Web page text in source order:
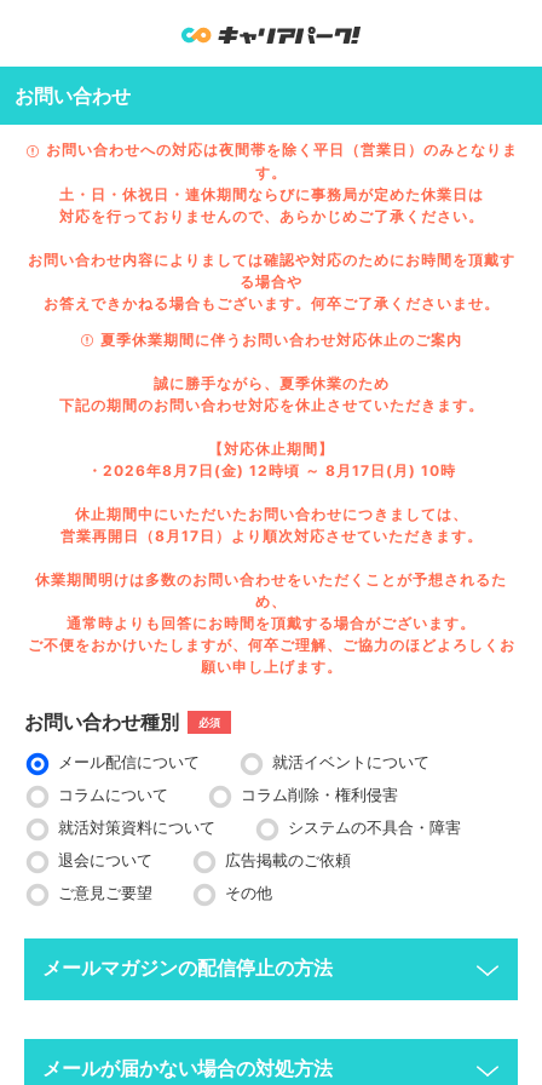
お問い合わせ
お問い合わせへの対応は夜間帯を除く平日（営業日）のみとなりま
す。
土・日・休祝日・連休期間ならびに事務局が定めた休業日は
対応を行っておりませんので、あらかじめご了承ください。
お問い合わせ内容によりましては確認や対応のためにお時間を頂戴す
る場合や
お答えできかねる場合もございます。何卒ご了承くださいませ。
夏季休業期間に伴うお問い合わせ対応休止のご案内
誠に勝手ながら、夏季休業のため
下記の期間のお問い合わせ対応を休止させていただきます。
【対応休止期間】
・2026年8月7日(金) 12時頃 ～ 8月17日(月) 10時
休止期間中にいただいたお問い合わせにつきましては、
営業再開日（8月17日）より順次対応させていただきます。
休業期間明けは多数のお問い合わせをいただくことが予想されるた
め、
通常時よりも回答にお時間を頂戴する場合がございます。
ご不便をおかけいたしますが、何卒ご理解、ご協力のほどよろしくお
願い申し上げます。
お問い合わせ種別 必須
メール配信について
就活イベントについて
コラムについて
コラム削除・権利侵害
就活対策資料について
システムの不具合・障害
退会について
広告掲載のご依頼
ご意見ご要望
その他
メールマガジンの配信停止の方法
ってください。
メールが届かない場合の対処方法